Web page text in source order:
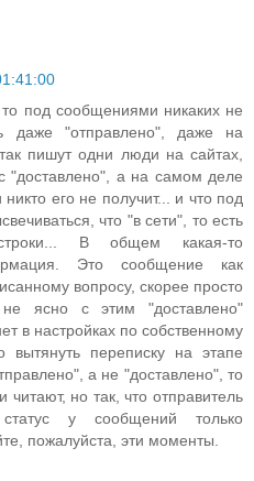
то под сообщениями никаких не
даже "отправлено", даже на
пишут одни люди на сайтах,
"доставлено", а на самом деле
его не получит... и что под
что "в сети", то есть
В общем какая-то
Это сообщение как
вопросу, скорее просто
ясно с этим "доставлено"
в настройках по собственному
переписку на этапе
а не "доставлено", то
но так, что отправитель
у сообщений только
пожалуйста, эти моменты.